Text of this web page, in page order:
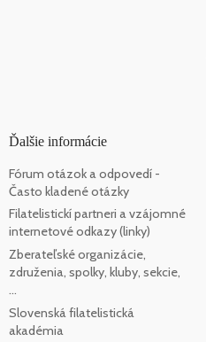
Ďalšie informácie
Fórum otázok a odpovedí -
Často kladené otázky
Filatelistickí partneri a vzájomné
internetové odkazy (linky)
Zberateľské organizácie,
združenia, spolky, kluby, sekcie,
...
Slovenská filatelistická
akadémia